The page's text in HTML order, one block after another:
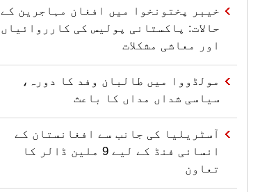
خیبر پختونخوا میں افغان مہاجرین کے
حالات: پاکستانی پولیس کی کارروائیاں
اور معاشی مشکلات
مولڈووا میں طالبان وفد کا دورہ،
سیاسی شداں مداں کا باعث
آسٹریلیا کی جانب سے افغانستان کے
انسانی فنڈ کے لیے 9 ملین ڈالر کا
تعاون